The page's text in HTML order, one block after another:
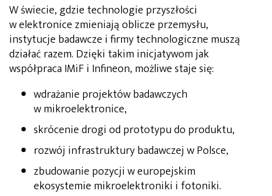
W świecie, gdzie technologie przyszłości
w elektronice zmieniają oblicze przemysłu,
instytucje badawcze i firmy technologiczne muszą
działać razem. Dzięki takim inicjatywom jak
współpraca IMiF i Infineon, możliwe staje się:
wdrażanie projektów badawczych
w mikroelektronice,
skrócenie drogi od prototypu do produktu,
rozwój infrastruktury badawczej w Polsce,
zbudowanie pozycji w europejskim
ekosystemie mikroelektroniki i fotoniki.